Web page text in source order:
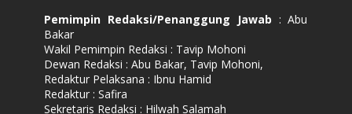
Pemimpin Redaksi/Penanggung Jawab : Abu
Bakar
Wakil Pemimpin Redaksi : Tavip Mohoni
Dewan Redaksi : Abu Bakar, Tavip Mohoni,
Redaktur Pelaksana : Ibnu Hamid
Redaktur : Safira
Sekretaris Redaksi : Hilwah Salamah